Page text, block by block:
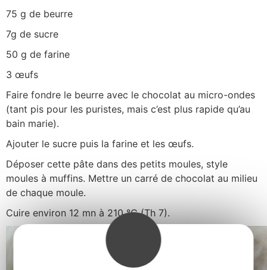
75 g de beurre
7g de sucre
50 g de farine
3 œufs
Faire fondre le beurre avec le chocolat au micro-ondes
(tant pis pour les puristes, mais c’est plus rapide qu’au
bain marie).
Ajouter le sucre puis la farine et les œufs.
Déposer cette pâte dans des petits moules, style
moules à muffins. Mettre un carré de chocolat au milieu
de chaque moule.
Cuire environ 12 mn à 210 °C (Th 7).